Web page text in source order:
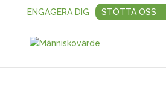
ENGAGERA DIG STÖTTA OSS